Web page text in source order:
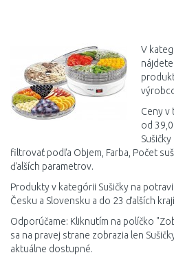
V
Ceny v
od
filtrovať podľa Objem, Farba, Počet
ďalších parametrov.
Produkty v kategórii Sušičky na
Česku a Slovensku a do 23 ďalších
Odporúčame: Kliknutím na políčko
sa na pravej strane zobrazia len
aktuálne dostupné.